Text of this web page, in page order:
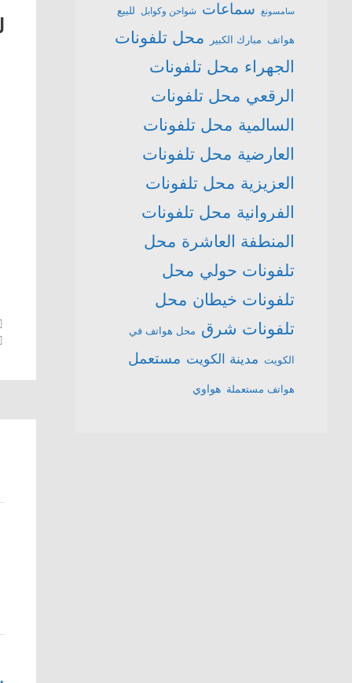
سامسونغ سماعات شواحن وكوابل للبيع
هواتف مبارك الكبير
محل تلفونات
الجهراء محل تلفونات
الرقعي محل تلفونات
السالمية محل تلفونات
العارضية محل تلفونات
العزيزية محل تلفونات
الفروانية محل تلفونات
المنطفة العاشرة محل
تلفونات حولي محل
تلفونات خيطان محل
تلفونات شرق محل هواتف في
الكويت مدينة الكويت مستعمل
هواتف مستعملة هواوي